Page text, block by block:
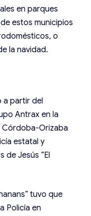
en parques
estos municipios
o
la navidad.
a partir del
Antrax en la
Orizaba
estatal y
de Jesús “El
tuvo que
Policía en